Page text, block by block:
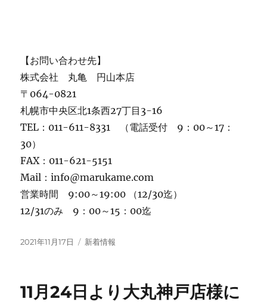
【お問い合わせ先】
株式会社 丸亀 円山本店
〒064-0821
札幌市中央区北1条西27丁目3-16
TEL：011-611-8331 （電話受付 9：00～17：
30）
FAX：011-621-5151
Mail：info@marukame.com
営業時間 9:00～19:00 （12/30迄）
12/31のみ 9：00～15：00迄
投
2021年11月17日
カ
新着情報
11月24日より大丸神戸店様に